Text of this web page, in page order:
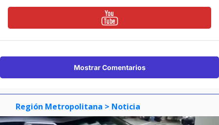
Mostrar Comentarios
Región Metropolitana > Noticia